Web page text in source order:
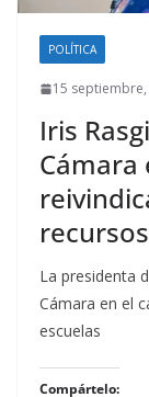
POLÍTICA
15 septiembre,
Iris
Cámara
La presidenta
Cámara en el
escuelas
Compártelo: